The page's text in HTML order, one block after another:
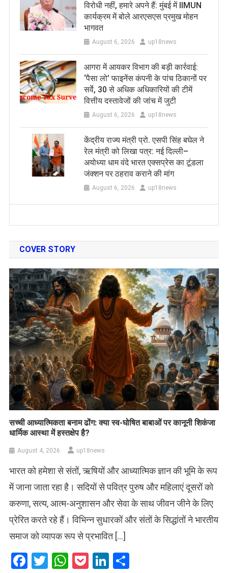
विरोधी नहीं, हमारे अपने हैं: मुंबई में IIMUN
कार्यक्रम में बोले आरएसएस प्रमुख मोहन
भागवत
August 6, 2026 up18news
आगरा में आयकर विभाग की बड़ी कार्रवाई:
‘पैसा लो’ फाइनेंस कंपनी के पांच ठिकानों पर
सर्वे, 30 से अधिक अधिकारियों की टीमें
वित्तीय दस्तावेजों की जांच में जुटी
August 6, 2026 up18news
केंद्रीय राज्य मंत्री प्रो. एसपी सिंह बघेल ने
रेल मंत्री को लिखा पत्र: नई दिल्ली–
अयोध्या धाम वंदे भारत एक्सप्रेस का टूंडला
जंक्शन पर ठहराव कराने की मांग
August 6, 2026 up18news
COVER STORY
सच्ची आध्यात्मिकता बनाम ढोंग: क्या स्व-घोषित बाबाओं पर कानूनी शिकंजा
धार्मिक आस्था में हस्तक्षेप है?
August 4, 2026 up18news
भारत को हमेशा से संतों, ऋषियों और आध्यात्मिक ज्ञान की भूमि के रूप
में जाना जाता रहा है। सदियों से पवित्र पुरुष और महिलाएं दूसरों को
करुणा, सत्य, आत्म-अनुशासन और सेवा के साथ जीवन जीने के लिए
प्रेरित करते रहे हैं। विभिन्न सुधारकों और संतों के सिद्धांतों ने भारतीय
समाज को व्यापक रूप से प्रभावित […]
Facebook
Twitter
WhatsApp
PocketLinkedIn